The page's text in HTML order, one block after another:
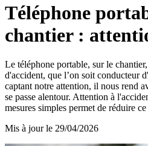
Téléphone
chantier :
Le téléphone portable, sur le
d'accident, que l’on soit conducteur
captant notre attention, il nous rend
se passe alentour. Attention à
mesures simples permet de réduire
Mis à jour le 29/04/2026